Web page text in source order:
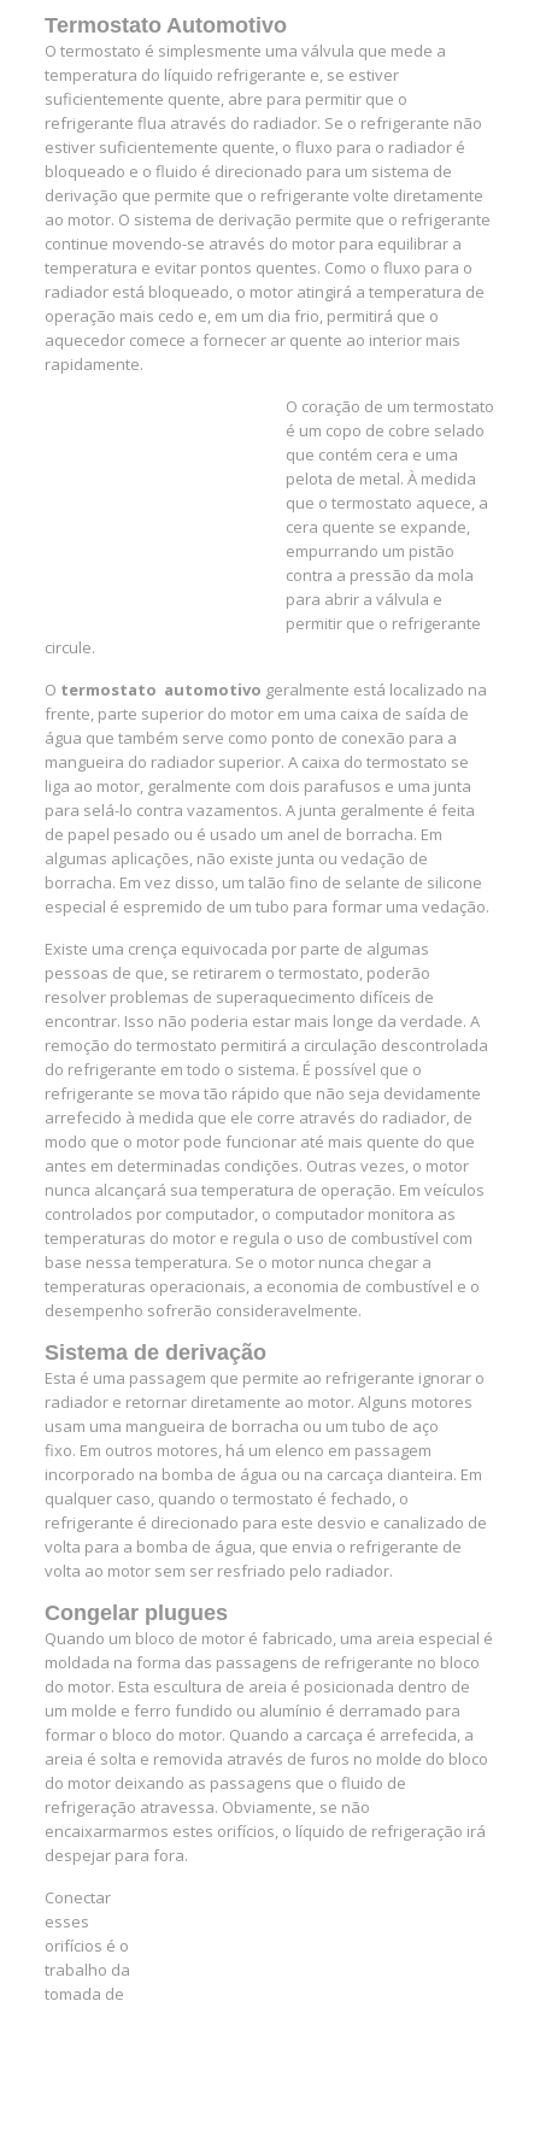
Termostato Automotivo
O termostato é simplesmente uma válvula que mede a
temperatura do líquido refrigerante e, se estiver
suficientemente quente, abre para permitir que o
refrigerante flua através do radiador. Se o refrigerante não
estiver suficientemente quente, o fluxo para o radiador é
bloqueado e o fluido é direcionado para um sistema de
derivação que permite que o refrigerante volte diretamente
ao motor. O sistema de derivação permite que o refrigerante
continue movendo-se através do motor para equilibrar a
temperatura e evitar pontos quentes. Como o fluxo para o
radiador está bloqueado, o motor atingirá a temperatura de
operação mais cedo e, em um dia frio, permitirá que o
aquecedor comece a fornecer ar quente ao interior mais
rapidamente.
O coração de um termostato
é um copo de cobre selado
que contém cera e uma
pelota de metal. À medida
que o termostato aquece, a
cera quente se expande,
empurrando um pistão
contra a pressão da mola
para abrir a válvula e
permitir que o refrigerante
circule.
O termostato automotivo geralmente está localizado na
frente, parte superior do motor em uma caixa de saída de
água que também serve como ponto de conexão para a
mangueira do radiador superior. A caixa do termostato se
liga ao motor, geralmente com dois parafusos e uma junta
para selá-lo contra vazamentos. A junta geralmente é feita
de papel pesado ou é usado um anel de borracha. Em
algumas aplicações, não existe junta ou vedação de
borracha. Em vez disso, um talão fino de selante de silicone
especial é espremido de um tubo para formar uma vedação.
Existe uma crença equivocada por parte de algumas
pessoas de que, se retirarem o termostato, poderão
resolver problemas de superaquecimento difíceis de
encontrar. Isso não poderia estar mais longe da verdade. A
remoção do termostato permitirá a circulação descontrolada
do refrigerante em todo o sistema. É possível que o
refrigerante se mova tão rápido que não seja devidamente
arrefecido à medida que ele corre através do radiador, de
modo que o motor pode funcionar até mais quente do que
antes em determinadas condições. Outras vezes, o motor
nunca alcançará sua temperatura de operação. Em veículos
controlados por computador, o computador monitora as
temperaturas do motor e regula o uso de combustível com
base nessa temperatura. Se o motor nunca chegar a
temperaturas operacionais, a economia de combustível e o
desempenho sofrerão consideravelmente.
Sistema de derivação
Esta é uma passagem que permite ao refrigerante ignorar o
radiador e retornar diretamente ao motor. Alguns motores
usam uma mangueira de borracha ou um tubo de aço
fixo. Em outros motores, há um elenco em passagem
incorporado na bomba de água ou na carcaça dianteira. Em
qualquer caso, quando o termostato é fechado, o
refrigerante é direcionado para este desvio e canalizado de
volta para a bomba de água, que envia o refrigerante de
volta ao motor sem ser resfriado pelo radiador.
Congelar plugues
Quando um bloco de motor é fabricado, uma areia especial é
moldada na forma das passagens de refrigerante no bloco
do motor. Esta escultura de areia é posicionada dentro de
um molde e ferro fundido ou alumínio é derramado para
formar o bloco do motor. Quando a carcaça é arrefecida, a
areia é solta e removida através de furos no molde do bloco
do motor deixando as passagens que o fluido de
refrigeração atravessa. Obviamente, se não
encaixarmarmos estes orifícios, o líquido de refrigeração irá
despejar para fora.
Conectar
esses
orifícios é o
trabalho da
tomada de